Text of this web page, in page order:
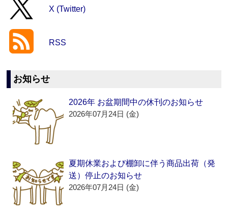
X (Twitter)
RSS
お知らせ
2026年 お盆期間中の休刊のお知らせ
2026年07月24日 (金)
夏期休業および棚卸に伴う商品出荷（発
送）停止のお知らせ
2026年07月24日 (金)